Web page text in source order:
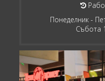
Понеделник -
Събота